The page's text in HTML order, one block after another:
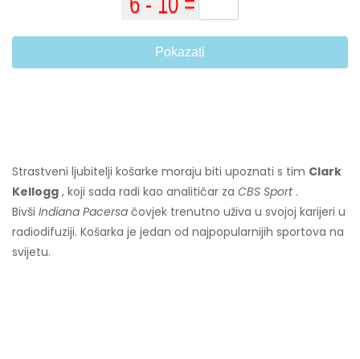
Pokazati
Strastveni ljubitelji košarke moraju biti upoznati s tim Clark
Kellogg , koji sada radi kao analitičar za CBS Sport.
Bivši Indiana Pacersa čovjek trenutno uživa u svojoj karijeri u
radiodifuziji. Košarka je jedan od najpopularnijih sportova na
svijetu.